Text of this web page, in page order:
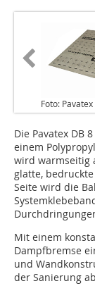
Foto:
Die Pavatex DB
einem
wird warmseitig
glatte,
Seite wird die
Mit einem
Dampfbremse
und
der Sanierung